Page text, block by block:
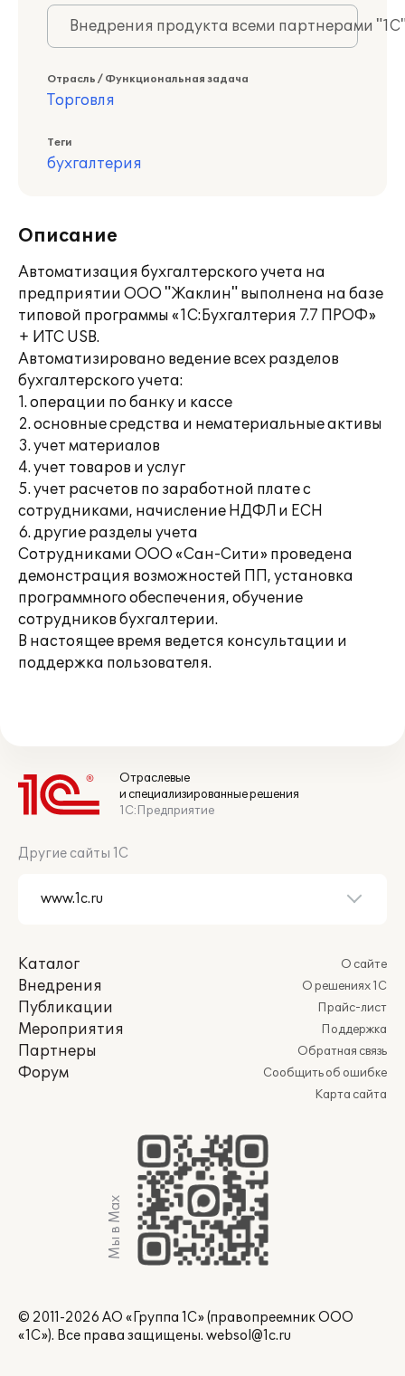
Внедрения продукта всеми партнерами
Отрасль / Функциональная задача
Торговля
Теги
бухгалтерия
Описание
Автоматизация бухгалтерского учета на
предприятии ООО "Жаклин" выполнена на базе
типовой программы «1С:Бухгалтерия 7.7 ПРОФ»
+ ИТС USB.
Автоматизировано ведение всех разделов
бухгалтерского учета:
1. операции по банку и кассе
2. основные средства и нематериальные активы
3. учет материалов
4. учет товаров и услуг
5. учет расчетов по заработной плате с
сотрудниками, начисление НДФЛ и ЕСН
6. другие разделы учета
Сотрудниками ООО «Сан-Сити» проведена
демонстрация возможностей ПП, установка
программного обеспечения, обучение
сотрудников бухгалтерии.
В настоящее время ведется консультации и
поддержка пользователя.
Отраслевые
и специализированные решения
1С:Предприятие
Другие сайты 1С
Каталог
Внедрения
Публикации
Мероприятия
Партнеры
Форум
О сайте
О решениях 1С
Прайс-лист
Поддержка
Обратная связь
Сообщить об ошибке
Карта сайта
Мы в Max
© 2011-2026 АО «Группа 1С» (правопреемник ООО
«1С»). Все права защищены. websol@1c.ru